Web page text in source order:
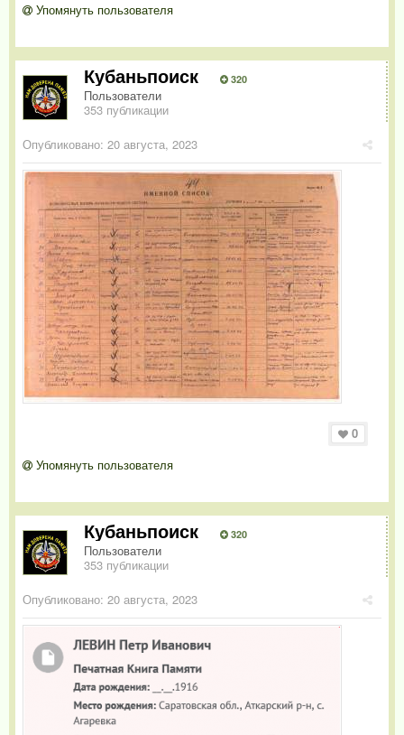
Упомянуть пользователя
Кубаньпоиск 320
Пользователи
353 публикации
Опубликовано: 20 августа, 2023
0
Упомянуть пользователя
Кубаньпоиск 320
Пользователи
353 публикации
Опубликовано: 20 августа, 2023